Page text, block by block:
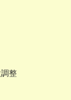
整